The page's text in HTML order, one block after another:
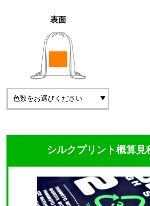
表面
シルクプリント概算見